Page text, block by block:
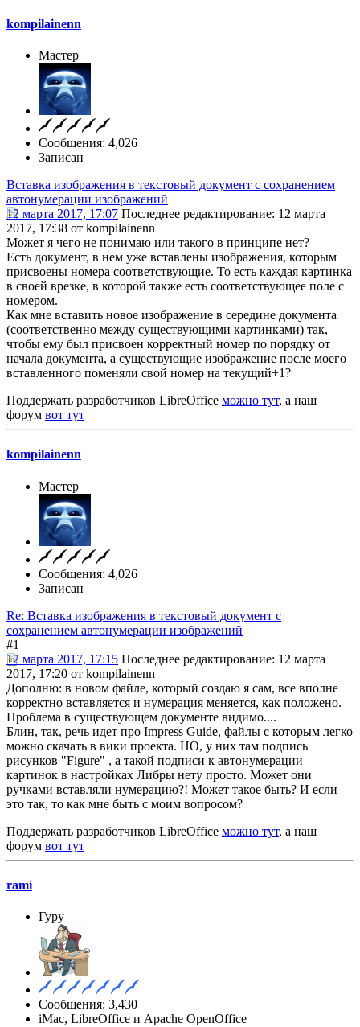
kompilainenn
Мастер
Сообщения: 4,026
Записан
Вставка изображения в текстовый документ с сохранением
автонумерации изображений
12 марта 2017, 17:07 Последнее редактирование: 12 марта
2017, 17:38 от kompilainenn
Может я чего не понимаю или такого в принципе нет?
Есть документ, в нем уже вставлены изображения, которым
присвоены номера соответствующие. То есть каждая картинка
в своей врезке, в которой также есть соответствующее поле с
номером.
Как мне вставить новое изображение в середине документа
(соответственно между существующими картинками) так,
чтобы ему был присвоен корректный номер по порядку от
начала документа, а существующие изображение после моего
вставленного поменяли свой номер на текущий+1?
Поддержать разработчиков LibreOffice можно тут, а наш
форум вот тут
kompilainenn
Мастер
Сообщения: 4,026
Записан
Re: Вставка изображения в текстовый документ с
сохранением автонумерации изображений
#1
12 марта 2017, 17:15 Последнее редактирование: 12 марта
2017, 17:20 от kompilainenn
Дополню: в новом файле, который создаю я сам, все вполне
корректно вставляется и нумерация меняется, как положено.
Проблема в существующем документе видимо....
Блин, так, речь идет про Impress Guide, файлы с которым легко
можно скачать в вики проекта. НО, у них там подпись
рисунков "Figure" , а такой подписи к автонумерации
картинок в настройках Либры нету просто. Может они
ручками вставляли нумерацию?! Может такое быть? И если
это так, то как мне быть с моим вопросом?
Поддержать разработчиков LibreOffice можно тут, а наш
форум вот тут
rami
Гуру
Сообщения: 3,430
iMac, LibreOffice и Apache OpenOffice